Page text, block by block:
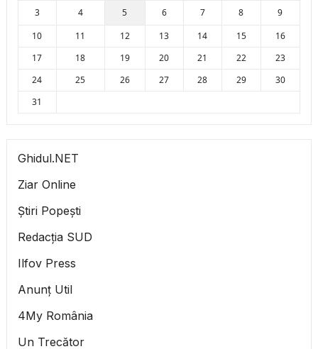
3
4 5 6 7 8
9
10
11 12 13 14 15
16
17
18 19 20 21 22
23
24
25 26 27 28 29
30
31
Ghidul.NET
Ziar Online
Știri Popești
Redacția SUD
Ilfov Press
Anunț Util
4My România
Un Trecător